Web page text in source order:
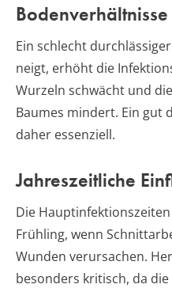
Ein schlecht
neigt, erhöht die
Wurzeln schwächt und
Baumes mindert. Ein gut
daher essenziell.
Jahreszeitliche
Die
Frühling, wenn
Wunden verursachen.
besonders kritisch, da